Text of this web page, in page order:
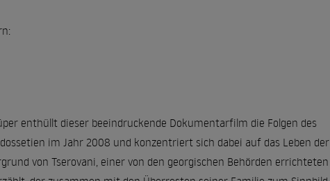
enthüllt dieser beeindruckende Dokumentarfilm die Folgen des
im Jahr 2008 und konzentriert sich dabei auf das Leben der
von Tserovani, einer von den georgischen Behörden errichteten